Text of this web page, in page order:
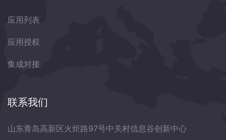
应用列表
应用授权
集成对接
联系我们
山东青岛高新区火炬路97号中关村信息谷创新中心